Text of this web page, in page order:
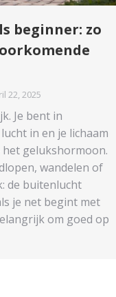
beginner: zo
22, 2025
Je bent in
in en je lichaam
gelukshormoon.
wandelen of
de buitenlucht
je net begint met
om goed op